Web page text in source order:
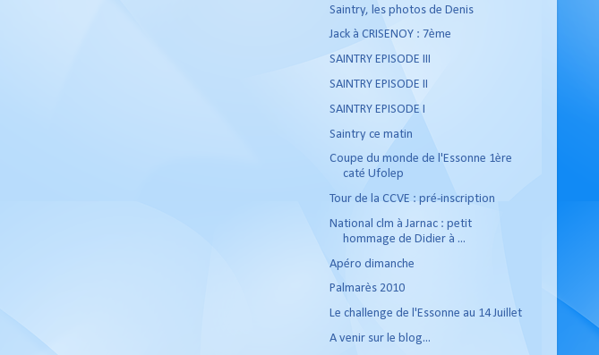
Saintry, les photos de Denis
Jack à CRISENOY : 7ème
SAINTRY EPISODE III
SAINTRY EPISODE II
SAINTRY EPISODE I
Saintry ce matin
Coupe du monde de l'Essonne 1ère
caté Ufolep
Tour de la CCVE : pré-inscription
National clm à Jarnac : petit
hommage de Didier à ...
Apéro dimanche
Palmarès 2010
Le challenge de l'Essonne au 14 Juillet
A venir sur le blog...